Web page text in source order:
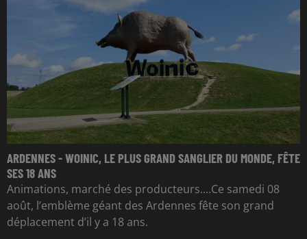
ARDENNES - WOINIC, LE PLUS GRAND SANGLIER DU MONDE, FÊTE
SES 18 ANS
Animations, marché des producteurs....Ce samedi 08
août, l’emblème géant des Ardennes fête son grand
déplacement d’il y a 18 ans.